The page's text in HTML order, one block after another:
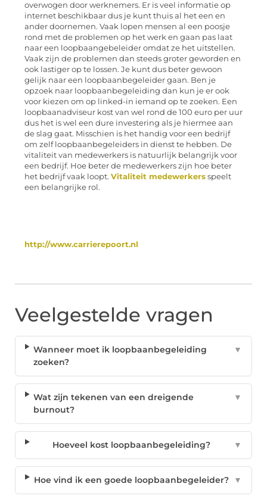
overwogen door werknemers. Er is veel informatie op
internet beschikbaar dus je kunt thuis al het een en
ander doornemen. Vaak lopen mensen al een poosje
rond met de problemen op het werk en gaan pas laat
naar een loopbaangebeleider omdat ze het uitstellen.
Vaak zijn de problemen dan steeds groter geworden en
ook lastiger op te lossen. Je kunt dus beter gewoon
gelijk naar een loopbaanbegeleider gaan. Ben je
opzoek naar loopbaanbegeleiding dan kun je er ook
voor kiezen om op linked-in iemand op te zoeken. Een
loopbaanadviseur kost van wel rond de 100 euro per uur
dus het is wel een dure investering als je hiermee aan
de slag gaat. Misschien is het handig voor een bedrijf
om zelf loopbaanbegeleiders in dienst te hebben. De
vitaliteit van medewerkers is natuurlijk belangrijk voor
een bedrijf. Hoe beter de medewerkers zijn hoe beter
het bedrijf vaak loopt. Vitaliteit medewerkers speelt
een belangrijke rol.
http://www.carrierepoort.nl
Veelgestelde vragen
Wanneer moet ik loopbaanbegeleiding
zoeken?
▼
Wat zijn tekenen van een dreigende
burnout?
▼
Hoeveel kost loopbaanbegeleiding? ▼
Hoe vind ik een goede loopbaanbegeleider? ▼